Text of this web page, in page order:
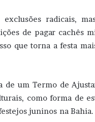
radicais,
de pagar cachês
que torna a festa
um Termo de
como forma de
juninos na